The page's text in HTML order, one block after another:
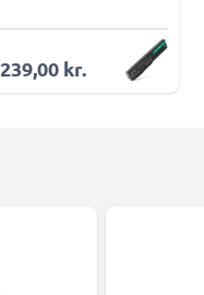
239,00 kr.